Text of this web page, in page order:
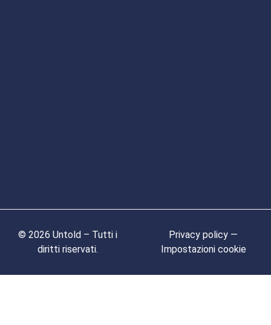
© 2026 Untold – Tutti i
diritti riservati.
Privacy policy —
Impostazioni cookie